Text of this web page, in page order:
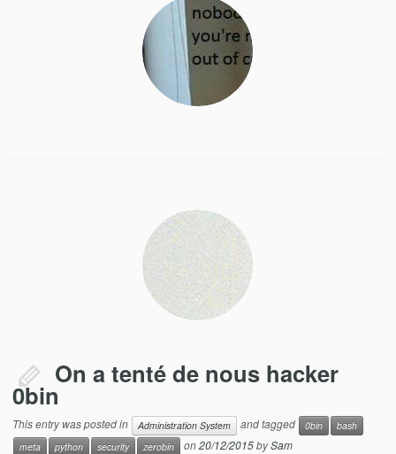
On a tenté de nous hacker
0bin
This entry was posted in Administration System and tagged 0bin
bash
meta
python security zerobin on20/12/2015bySam